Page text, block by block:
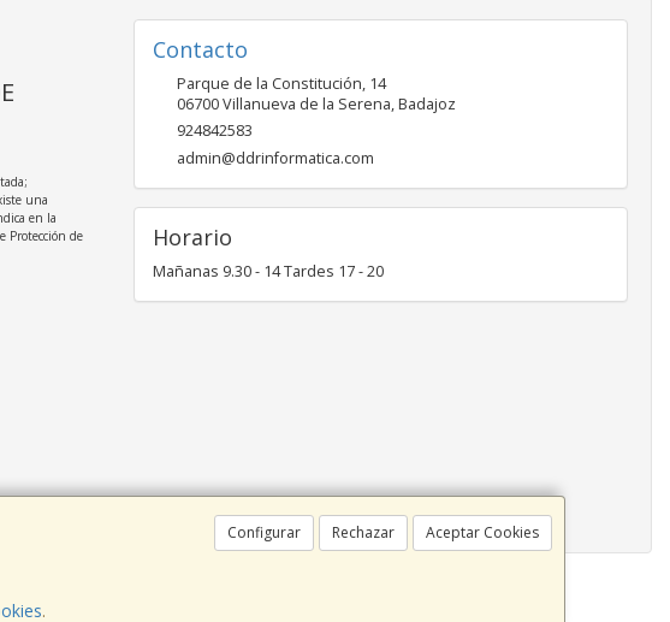
Configurar Rechazar Aceptar Cookies
.
una
en la
Protección de
Contacto
Parque de la Constitución, 14
06700Villanueva de la Serena,Badajoz
924842583
admin@ddrinformatica.com
Horario
Mañanas 9.30 - 14 Tardes 17 - 20